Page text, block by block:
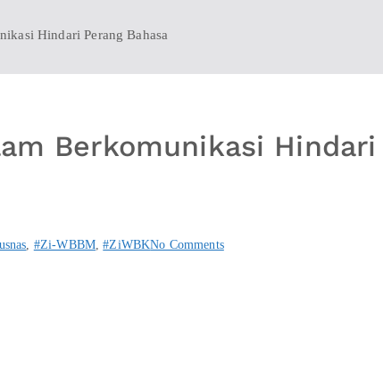
Hindari Perang Bahasa
Berkomunikasi Hindari
, #Zi-WBBM,#ZiWBKNo Comments